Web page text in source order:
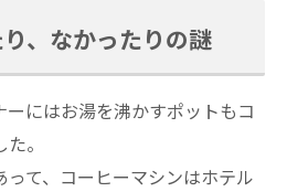
、なかったりの謎
にはお湯を沸かすポットもコ
。
て、コーヒーマシンはホテル